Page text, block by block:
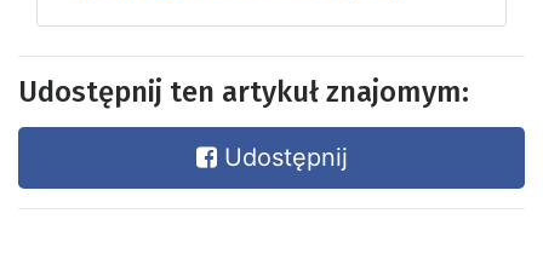
Udostępnij ten artykuł znajomym:
Udostępnij